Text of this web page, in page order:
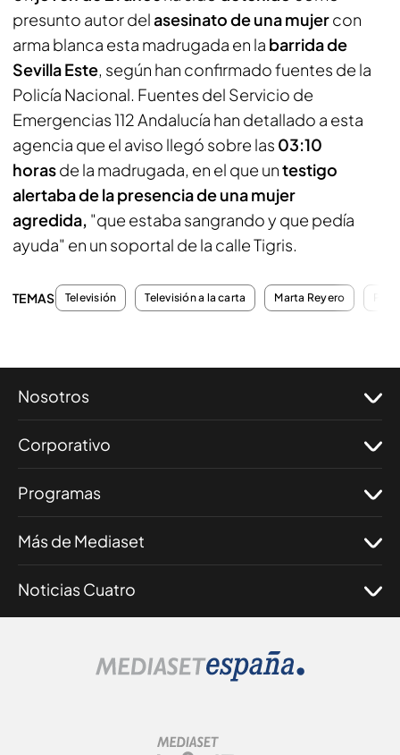
presunto autor delasesinato de una mujercon
arma blanca esta madrugada en la barrida de
Sevilla Este, según han confirmado fuentes de la
Policía Nacional. Fuentes del Servicio de
Emergencias 112 Andalucía han detallado a esta
agencia que el aviso llegó sobre las 03:10
horasde la madrugada, en el que untestigo
alertaba de la presencia de una mujer
agredida, "que estaba sangrando y que pedía
ayuda" en un soportal de la calle Tigris.
TEMAS Televisión Televisión a la carta Marta Reyero
Nosotros
Corporativo
Programas
Más de Mediaset
Noticias Cuatro